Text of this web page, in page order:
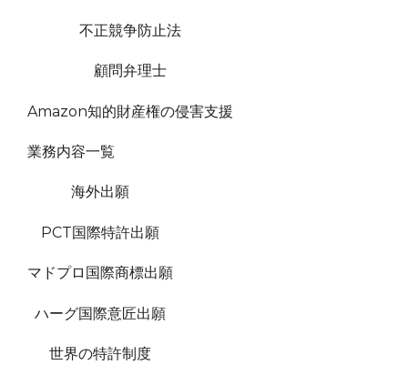
不正競争防止法
顧問弁理士
Amazon知的財産権の侵害支援
業務内容一覧
海外出願
PCT国際特許出願
マドプロ国際商標出願
ハーグ国際意匠出願
世界の特許制度